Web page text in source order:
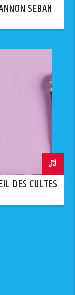
SEBAN
DES CULTES